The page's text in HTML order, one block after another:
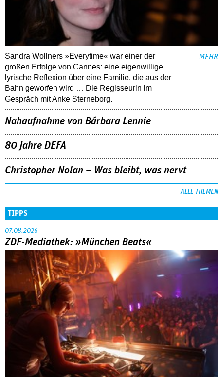
Sandra Wollners »Everytime« war einer der
großen Erfolge von Cannes: eine eigenwillige,
lyrische Reflexion über eine ­Familie, die aus der
Bahn geworfen wird … Die Regisseurin im
Gespräch mit Anke Sterneborg.
MEHR
Nahaufnahme von Bárbara Lennie
80 Jahre DEFA
Christopher Nolan – Was bleibt, was nervt
ALLE THEMEN
TIPPS
07.08.2026
ZDF-Mediathek: »München Beats«